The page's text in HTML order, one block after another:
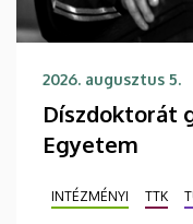
2026. augusztus 5.
Díszdoktorát
Egyetem
INTÉZMÉNYI TTK